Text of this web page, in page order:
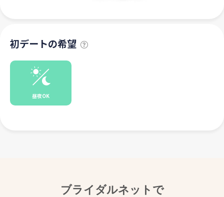
初デートの希望
昼夜OK
ブライダルネットで